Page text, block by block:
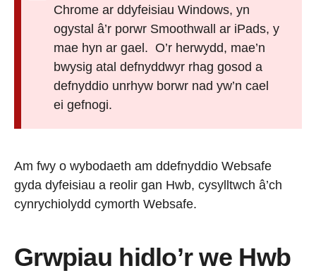
Chrome ar ddyfeisiau Windows, yn
ogystal â’r porwr Smoothwall ar iPads, y
mae hyn ar gael. O’r herwydd, mae’n
bwysig atal defnyddwyr rhag gosod a
defnyddio unrhyw borwr nad yw’n cael
ei gefnogi.
Am fwy o wybodaeth am ddefnyddio Websafe
gyda dyfeisiau a reolir gan Hwb, cysylltwch â’ch
cynrychiolydd cymorth Websafe.
Grwpiau hidlo’r we Hwb